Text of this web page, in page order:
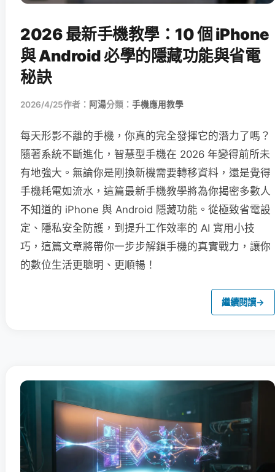
2026 最新手機教學：10 個 iPhone
與 Android 必學的隱藏功能與省電
秘訣
2026/4/25作者： 阿湯分類： 手機應用教學
每天形影不離的手機，你真的完全發揮它的潛力了嗎？
隨著系統不斷進化，智慧型手機在 2026 年變得前所未
有地強大。無論你是剛換新機需要轉移資料，還是覺得
手機耗電如流水，這篇最新手機教學將為你揭密多數人
不知道的 iPhone 與 Android 隱藏功能。從極致省電設
定、隱私安全防護，到提升工作效率的 AI 實用小技
巧，這篇文章將帶你一步步解鎖手機的真實戰力，讓你
的數位生活更聰明、更順暢！
繼續閱讀→